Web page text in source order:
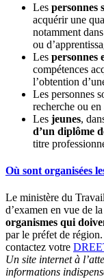
Les personnes
acquérir une
notamment
ou
Les personnes
compétences
l’obtention
Les personnes
recherche ou
Les jeunes,
d’un diplôme
titre
Où sont organisées
Le ministère du
d’examen en vue de
organismes qui
par le préfet de
contactez votre
Un site internet à
informations